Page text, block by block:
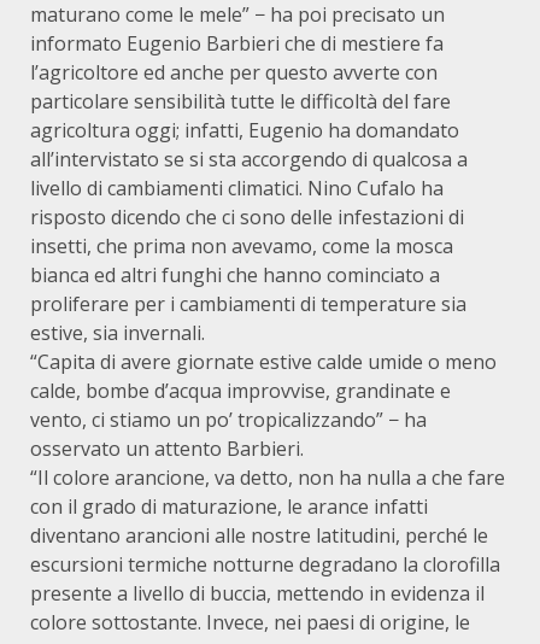
maturano come le mele” − ha poi precisato un
informato Eugenio Barbieri che di mestiere fa
l’agricoltore ed anche per questo avverte con
particolare sensibilità tutte le difficoltà del fare
agricoltura oggi; infatti, Eugenio ha domandato
all’intervistato se si sta accorgendo di qualcosa a
livello di cambiamenti climatici. Nino Cufalo ha
risposto dicendo che ci sono delle infestazioni di
insetti, che prima non avevamo, come la mosca
bianca ed altri funghi che hanno cominciato a
proliferare per i cambiamenti di temperature sia
estive, sia invernali.
“Capita di avere giornate estive calde umide o meno
calde, bombe d’acqua improvvise, grandinate e
vento, ci stiamo un po’ tropicalizzando” − ha
osservato un attento Barbieri.
“Il colore arancione, va detto, non ha nulla a che fare
con il grado di maturazione, le arance infatti
diventano arancioni alle nostre latitudini, perché le
escursioni termiche notturne degradano la clorofilla
presente a livello di buccia, mettendo in evidenza il
colore sottostante. Invece, nei paesi di origine, le